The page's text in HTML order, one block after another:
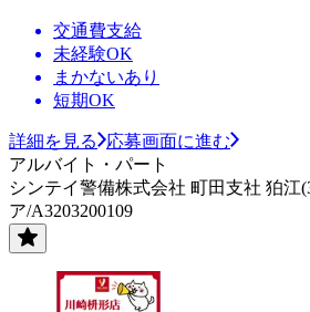
交通費支給
未経験OK
まかないあり
短期OK
詳細を見る
応募画面に進む
アルバイト・パート
シンテイ警備株式会社 町田支社 狛江
ア/A3203200109